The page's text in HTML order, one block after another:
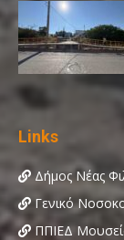
Links
Δήμος Νέας
Γενικό
ΠΠΙΕΔ